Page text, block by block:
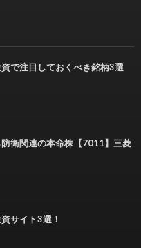
で注目しておくべき銘柄3選
衛関連の本命株【7011】三菱
サイト3選！